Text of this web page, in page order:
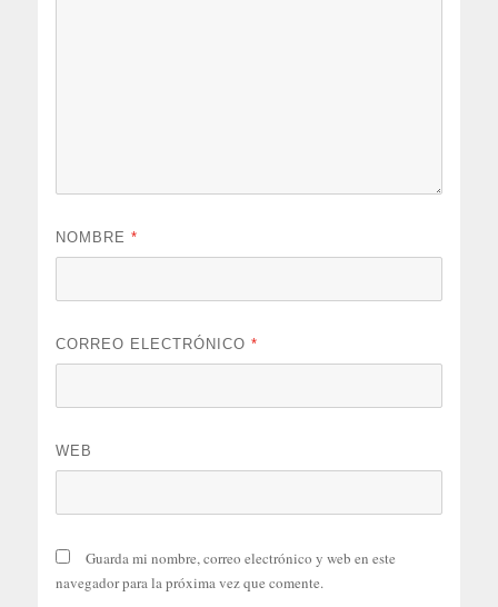
NOMBRE*
CORREO ELECTRÓNICO*
WEB
Guarda mi nombre, correo electrónico y web en este
navegador para la próxima vez que comente.